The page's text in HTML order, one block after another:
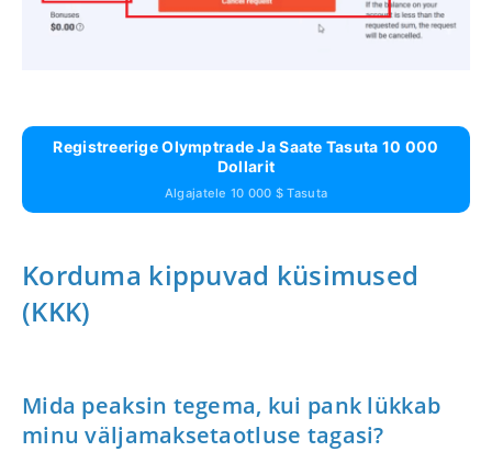
Registreerige Olymptrade Ja Saate Tasuta 10 000
Dollarit
Algajatele 10 000 $ Tasuta
Korduma kippuvad küsimused
(KKK)
Mida peaksin tegema, kui pank lükkab
minu väljamaksetaotluse tagasi?